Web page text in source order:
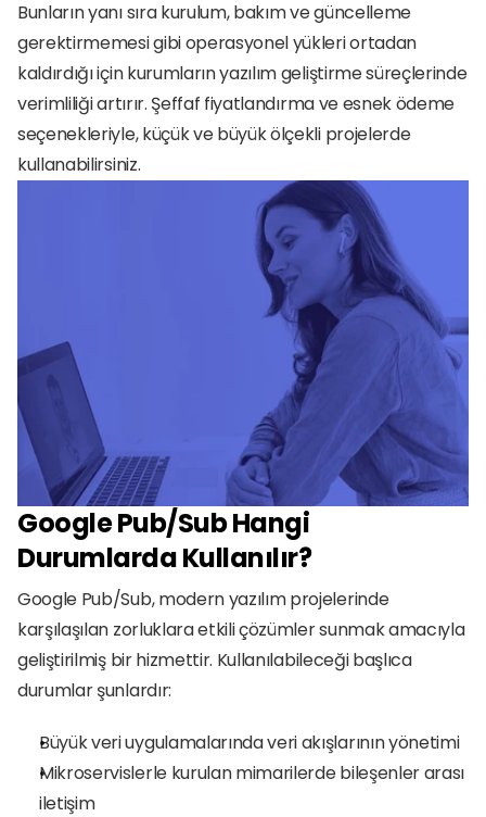
Bunların yanı sıra kurulum, bakım ve güncelleme
gerektirmemesi gibi operasyonel yükleri ortadan
kaldırdığı için kurumların yazılım geliştirme süreçlerinde
verimliliği artırır. Şeffaf fiyatlandırma ve esnek ödeme
seçenekleriyle, küçük ve büyük ölçekli projelerde
kullanabilirsiniz.
Google Pub/Sub Hangi
Durumlarda Kullanılır?
Google Pub/Sub, modern yazılım projelerinde
karşılaşılan zorluklara etkili çözümler sunmak amacıyla
geliştirilmiş bir hizmettir. Kullanılabileceği başlıca
durumlar şunlardır:
Büyük veri uygulamalarında veri akışlarının yönetimi
Mikroservislerle kurulan mimarilerde bileşenler arası
iletişim